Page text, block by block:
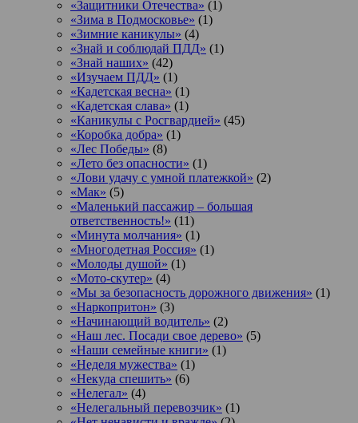
«Защитники Отечества» (1)
«Зима в Подмосковье» (1)
«Зимние каникулы» (4)
«Знай и соблюдай ПДД» (1)
«Знай наших» (42)
«Изучаем ПДД» (1)
«Кадетская весна» (1)
«Кадетская слава» (1)
«Каникулы с Росгвардией» (45)
«Коробка добра» (1)
«Лес Победы» (8)
«Лето без опасности» (1)
«Лови удачу с умной платежкой» (2)
«Мак» (5)
«Маленький пассажир – большая
ответственность!» (11)
«Минута молчания» (1)
«Многодетная Россия» (1)
«Молоды душой» (1)
«Мото-скутер» (4)
«Мы за безопасность дорожного движения» (1)
«Наркопритон» (3)
«Начинающий водитель» (2)
«Наш лес. Посади свое дерево» (5)
«Наши семейные книги» (1)
«Неделя мужества» (1)
«Некуда спешить» (6)
«Нелегал» (4)
«Нелегальный перевозчик» (1)